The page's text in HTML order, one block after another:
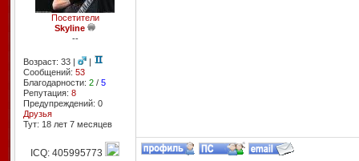
Посетители
Skyline
--
Возраст: 33 |
|
Сообщений: 53
Благодарности: 2/ 5
Репутация: 8
Предупреждений: 0
Друзья
Тут: 18 лет 7 месяцев
ICQ: 405995773